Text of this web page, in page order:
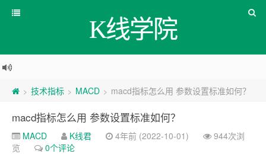
K线学院
> 技术指标 > MACD > macd指标怎么用 参数设置标准如何？
macd指标怎么用 参数设置标准如何？
MACD K线君 4年前 (2022-10-01)
944次浏
览
0个评论